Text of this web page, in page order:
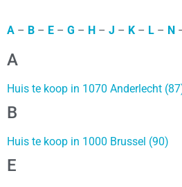
A – B – E – G – H – J – K – L – N
A
Huis te koop in 1070 Anderlecht
B
Huis te koop in 1000 Brussel (90)
E